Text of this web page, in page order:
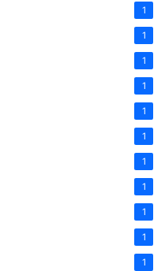
1
1
1
1
1
1
1
1
1
1
1